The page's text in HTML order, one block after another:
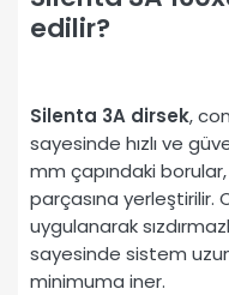
edilir?
Silenta 3A dirsek,
sayesinde hızlı ve
mm çapındaki
parçasına yerleştirilir.
uygulanarak
sayesinde sistem
minimuma iner.